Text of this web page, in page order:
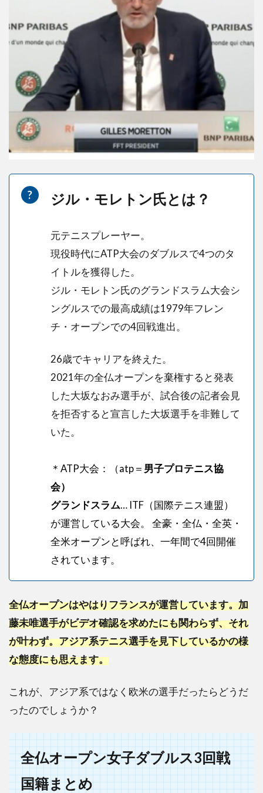
ジル・モレトン氏とは？
元テニスプレーヤー。
現役時代にATP大会のダブルスで4つのタ
イトルを獲得した。
ジル・モレトン氏のグランドスラム大会シ
ングルスでの最高成績は1979年フレン
チ・オープンでの4回戦進出。
26歳でキャリアを終えた。
2021年の全仏オープンを棄権すると発表
した大坂なおみ選手が、試合後の記者会見
を拒否すると宣言した大坂選手を非難して
いた。
＊ATP大会：（atp＝ 男子プロテニス協
会）
グランドスラム… ITF（国際テニス連盟）
が運営している大会。 全豪 ・全仏・全英・
全米オープンと呼ばれ、一年間で4回開催
されています。
全仏オープンはやはりフランスが運営しています。加
藤未唯選手がビデオ確認を求めたにも関わらず、それ
が叶わず。アジア系テニス選手を見下しているかの様
な態度にも思えます。
これが、アジア系ではなく欧米の選手だったらどうだ
ったのでしょうか？
全仏オープン女子ダブルス3回戦
国籍まとめ